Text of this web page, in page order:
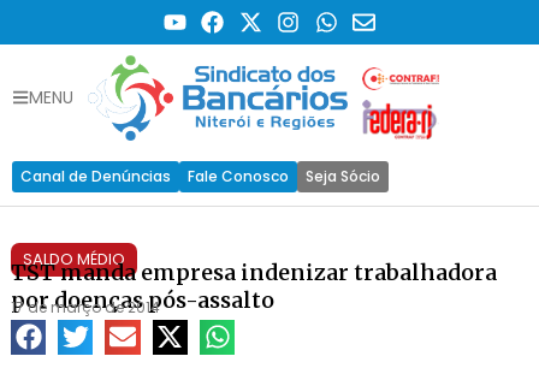
MENU
Canal de Denúncias Fale Conosco Seja Sócio
SALDO MÉDIO
TST manda empresa indenizar trabalhadora
por doenças pós-assalto
17 de março de 2014